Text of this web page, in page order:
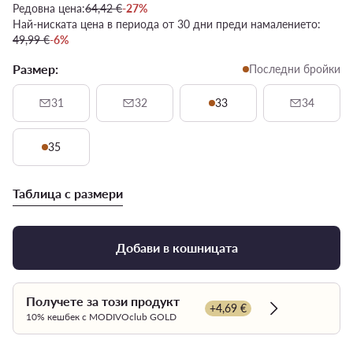
Редовна цена:64,42 €-27%
Най-ниската цена в периода от 30 дни преди намалението:
49,99 €-6%
Размер: Последни бройки
31 32 33 34
35
Таблица с размери
Добави в кошницата
Получете за този продукт
10% кешбек с MODIVOclub GOLD
+4,69 €
Dowiedz się